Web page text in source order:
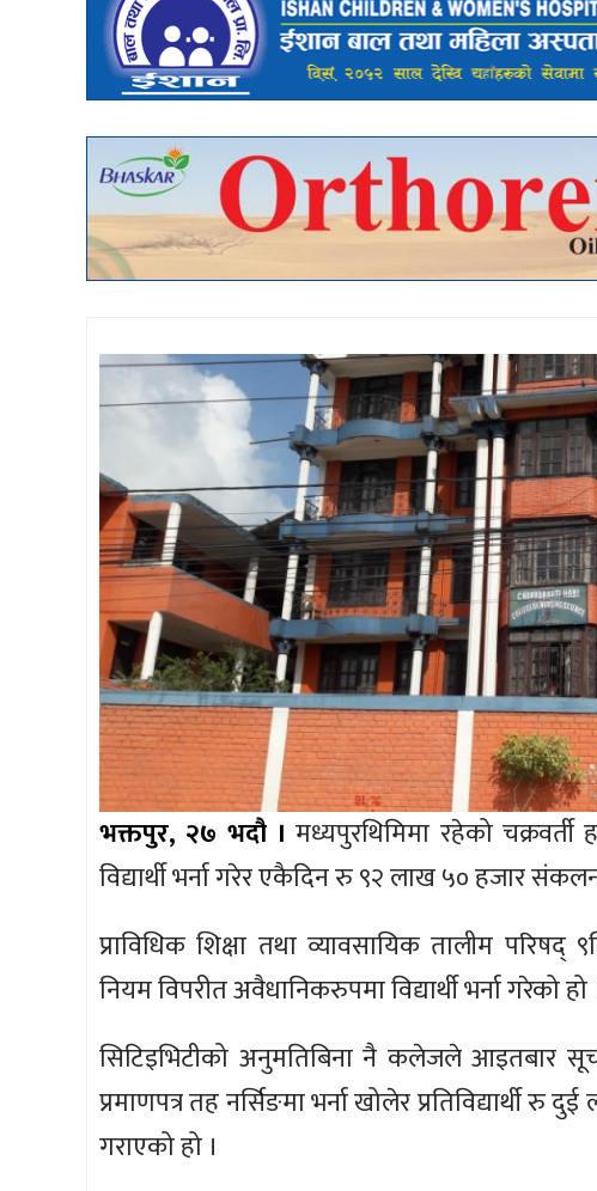
भक्तपुर, २७ भदौ । मध्यपुरथिमिमा रहेको
विद्यार्थी भर्ना गरेर एकैदिन रु ९२ लाख ५० हजार
प्राविधिक शिक्षा तथा व्यावसायिक तालीम
नियम विपरीत अवैधानिकरुपमा विद्यार्थी भर्ना गरेको हो
सिटिइभिटीको अनुमतिबिना नै कलेजले आइतबार
प्रमाणपत्र तह नर्सिङमा भर्ना खोलेर प्रतिविद्यार्थी रु
गराएको हो ।